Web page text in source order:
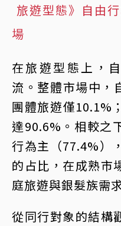
旅遊型態》自由
場
在旅遊型態上，
流。整體市場中，
團體旅遊僅10.1%
達90.6%。相較之
行為主（77.4%）
的占比，在成熟市
庭旅遊與銀髮族需
從同行對象的結構